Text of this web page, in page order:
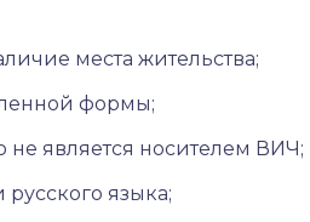
места жительства;
формы;
не является носителем ВИЧ;
языка;